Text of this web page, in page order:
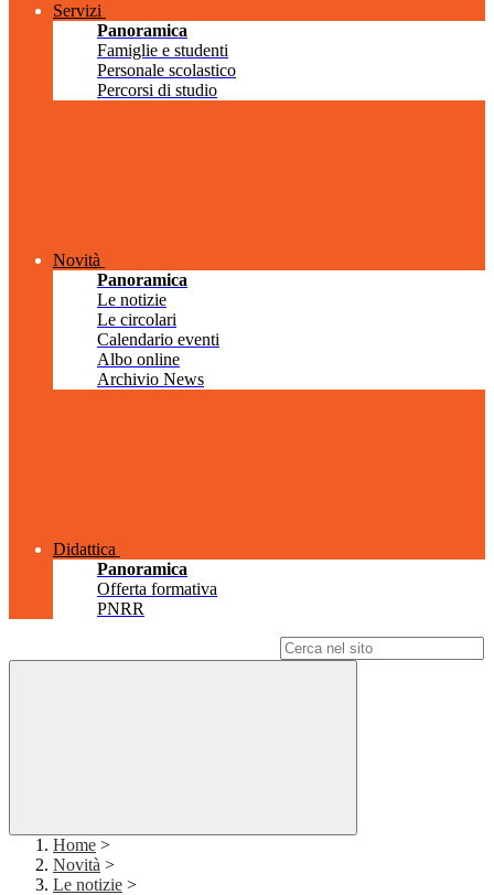
Servizi
Panoramica
Famiglie e studenti
Personale scolastico
Percorsi di studio
Novità
Panoramica
Le notizie
Le circolari
Calendario eventi
Albo online
Archivio News
Didattica
Panoramica
Offerta formativa
PNRR
Home >
Novità >
Le notizie >